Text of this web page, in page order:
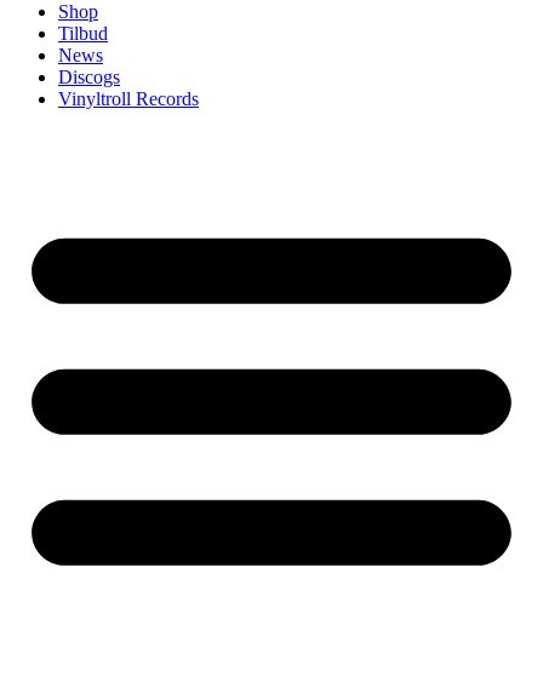
Shop
Tilbud
News
Discogs
Vinyltroll Records